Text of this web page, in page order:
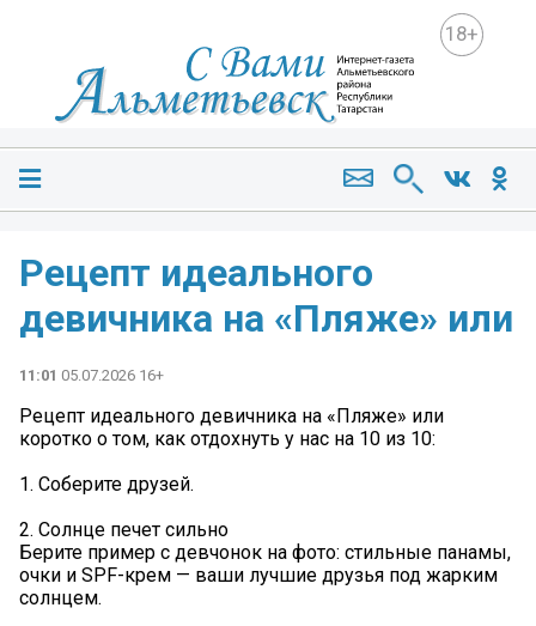
18+
Рецепт идеального
девичника на «Пляже» или
11:01 05.07.2026 16+
Рецепт идеального девичника на «Пляже» или
коротко о том, как отдохнуть у нас на 10 из 10:
1. Соберите друзей.
2. Солнце печет сильно️
Берите пример с девчонок на фото: стильные панамы,
очки️ и SPF-крем — ваши лучшие друзья под жарким
солнцем.